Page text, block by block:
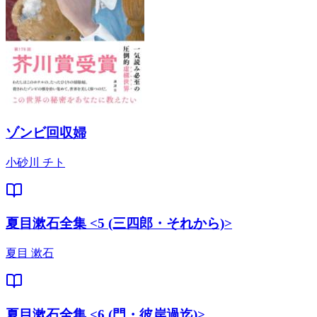
ゾンビ回収婦
小砂川 チト
夏目漱石全集 <5 (三四郎・それから)>
夏目 漱石